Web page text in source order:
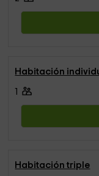
Habitación
Habitación triple